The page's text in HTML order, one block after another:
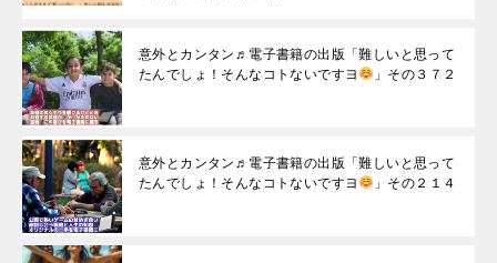
意外とカンタン♬電子書籍の出版「難しいと思って
たんでしょ！そんなコトないですヨ
」その３７２
意外とカンタン♬電子書籍の出版「難しいと思って
たんでしょ！そんなコトないですヨ
」その２１４